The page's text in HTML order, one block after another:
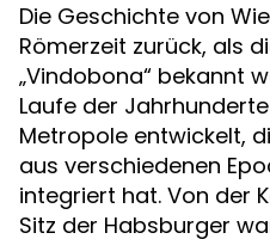
Die Geschichte von
Römerzeit zurück, als
„Vindobona“ bekannt
Laufe der
Metropole entwickelt,
aus verschiedenen
integriert hat. Von der
Sitz der Habsburger